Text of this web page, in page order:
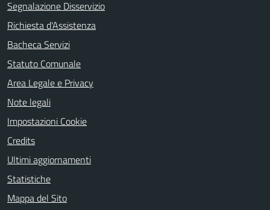
Segnalazione Disservizio
Richiesta d'Assistenza
Bacheca Servizi
Statuto Comunale
Area Legale e Privacy
Note legali
Impostazioni Cookie
Credits
Ultimi aggiornamenti
Statistiche
Mappa del Sito